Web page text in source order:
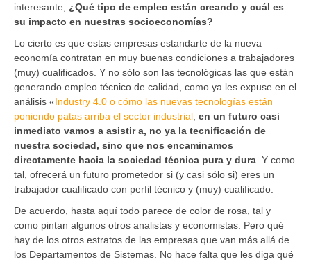
interesante, ¿Qué tipo de empleo están creando y cuál es
su impacto en nuestras socioeconomías?
Lo cierto es que estas empresas estandarte de la nueva
economía contratan en muy buenas condiciones a trabajadores
(muy) cualificados. Y no sólo son las tecnológicas las que están
generando empleo técnico de calidad, como ya les expuse en el
análisis «Industry 4.0 o cómo las nuevas tecnologías están
poniendo patas arriba el sector industrial en un futuro casi
inmediato vamos a asistir a, no ya la tecnificación de
nuestra sociedad, sino que nos encaminamos
directamente hacia la sociedad técnica pura y dura . Y como
tal, ofrecerá un futuro prometedor si (y casi sólo si) eres un
trabajador cualificado con perfil técnico y (muy) cualificado.
De acuerdo, hasta aquí todo parece de color de rosa, tal y
como pintan algunos otros analistas y economistas. Pero qué
hay de los otros estratos de las empresas que van más allá de
los Departamentos de Sistemas. No hace falta que les diga qué